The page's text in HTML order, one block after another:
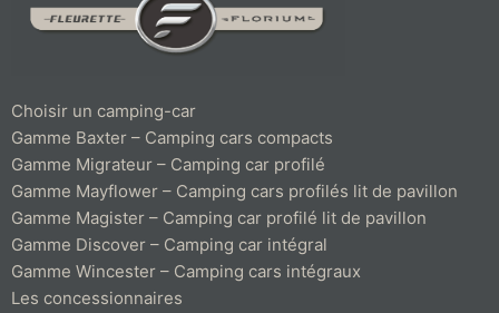
Choisir un camping-car
Gamme Baxter – Camping cars compacts
Gamme Migrateur – Camping car profilé
Gamme Mayflower – Camping cars profilés lit de pavillon
Gamme Magister – Camping car profilé lit de pavillon
Gamme Discover – Camping car intégral
Gamme Wincester – Camping cars intégraux
Les concessionnaires